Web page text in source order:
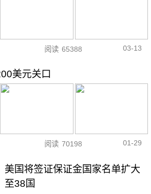
阅读 65388 03-13
美元关口
阅读 70198 01-29
美国将签证保证金国家名单扩大
至38国